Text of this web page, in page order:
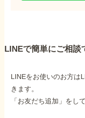
LINEで簡単にご相談
LINEをお使いのお方は
きます。
「お友だち追加」をし